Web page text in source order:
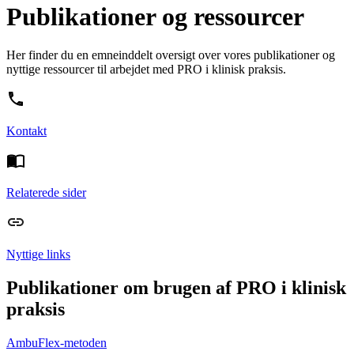
Publikationer og ressourcer
Her finder du en emneinddelt oversigt over vores publikationer og
nyttige ressourcer til arbejdet med PRO i klinisk praksis.
Kontakt
Relaterede sider
Nyttige links
Publikationer om brugen af PRO i klinisk
praksis
AmbuFlex-metoden